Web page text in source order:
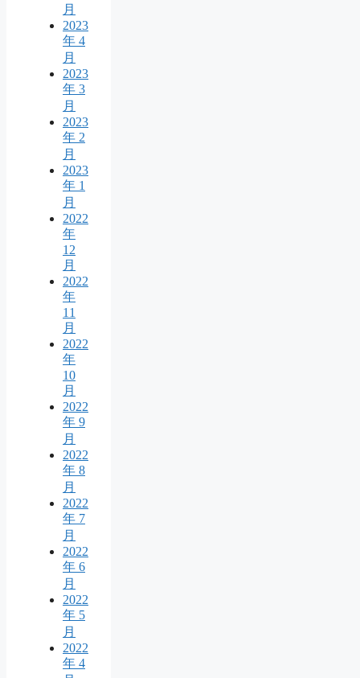
月
2023
年 4
月
2023
年 3
月
2023
年 2
月
2023
年 1
月
2022
年
12
月
2022
年
11
月
2022
年
10
月
2022
年 9
月
2022
年 8
月
2022
年 7
月
2022
年 6
月
2022
年 5
月
2022
年 4